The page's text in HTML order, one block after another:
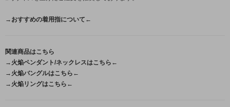
→おすすめの着用指について←
関連商品はこちら
→火焔ペンダント/ネックレスはこちら←
→火焔バングルはこちら←
→火焔リングはこちら←